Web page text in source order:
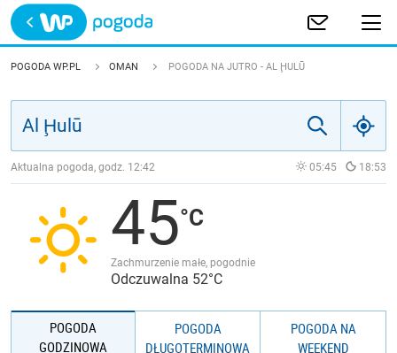
Trwa ładowanie
POLSKA
POGODA WP.PL OMAN POGODA NA JUTRO - AL ḨULŪ
Aktualna pogoda, godz. 12:42 05:45 18:53
45
Zachmurzenie małe, pogodnie
Odczuwalna 52°C
POGODA
GODZINOWA
POGODA
DŁUGOTERMINOWA
POGODA NA
WEEKEND